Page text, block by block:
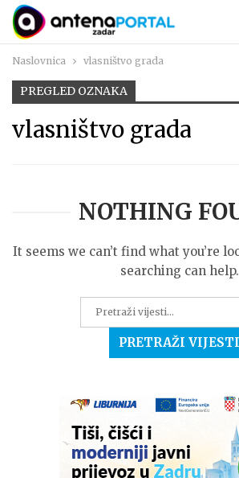
Naslovnica vlasništvo grada
PREGLED OZNAKA
vlasništvo grada
NOTHING
It seems we can’t find what you’re
searching can help.